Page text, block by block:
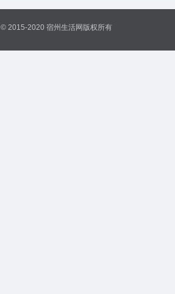
© 2015-2020 宿州生活网版权所有